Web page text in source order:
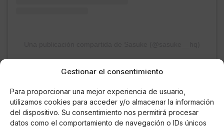
Gestionar el consentimiento
Para proporcionar una mejor experiencia de usuario,
utilizamos cookies para acceder y/o almacenar la información
del dispositivo. Su consentimiento nos permitirá procesar
datos como el comportamiento de navegación o IDs únicos
AUTOR
Luis Gerardo Harris Oberto